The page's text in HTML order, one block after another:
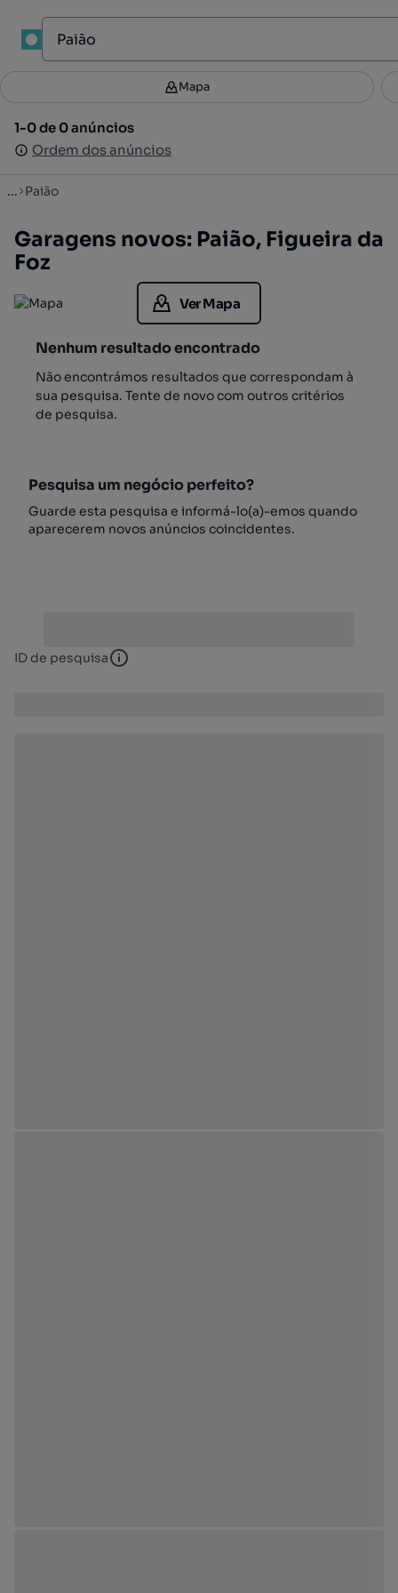
Filtros 3
1-0 de 0 anúncios
Ordem dos anúncios
Mapa
1-0 de 0 anúncios
Ordem dos anúncios
... Paião
Garagens novos: Paião, Figueira da
Foz
Ver Mapa
Nenhum resultado encontrado
Não encontrámos resultados que correspondam à
sua pesquisa. Tente de novo com outros critérios
de pesquisa.
Pesquisa um negócio perfeito?
Guarde esta pesquisa e informá-lo(a)-emos quando
aparecerem novos anúncios coincidentes.
ID de pesquisa ID de pesquisa